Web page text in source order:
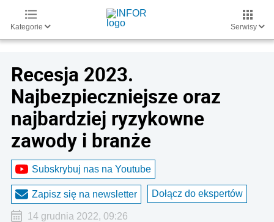
Kategorie Serwisy
Recesja 2023.
Najbezpieczniejsze oraz
najbardziej ryzykowne
zawody i branże
Subskrybuj nas na Youtube
Zapisz się na newsletter Dołącz do ekspertów
14 grudnia 2022, 09:26